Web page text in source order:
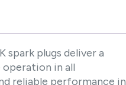
spark plugs deliver a
in all
reliable performance in